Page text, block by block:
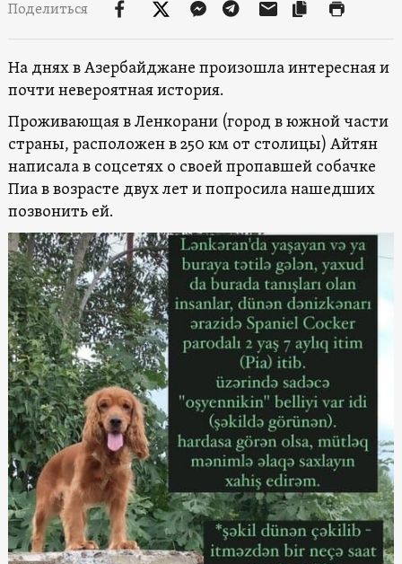
Поделиться
На днях в Азербайджане произошла интересная и
почти невероятная история.
Проживающая в Ленкорани (город в южной части
страны, расположен в 250 км от столицы) Айтян
написала в соцсетях о своей пропавшей собачке
Пиа в возрасте двух лет и попросила нашедших
позвонить ей.